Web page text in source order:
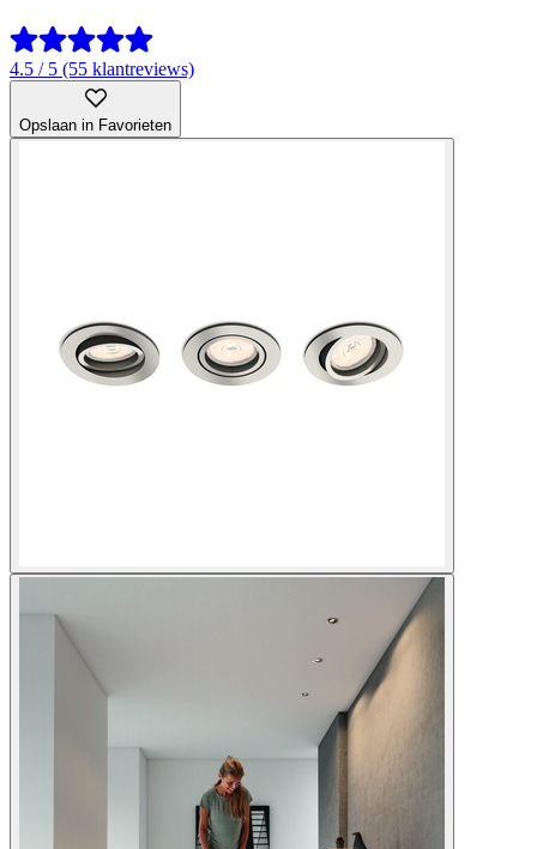
4.5 / 5 (55 klantreviews)
Opslaan in Favorieten